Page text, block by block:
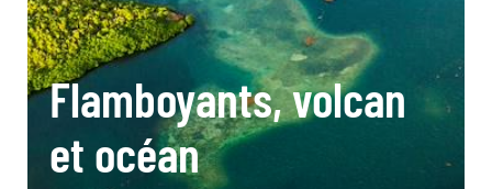
Flamboyants, volcan
et océan